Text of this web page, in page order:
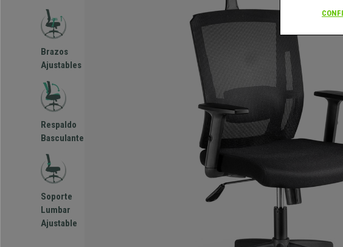
Brazos
Ajustables
Respaldo
Basculante
Soporte
Lumbar
Ajustable